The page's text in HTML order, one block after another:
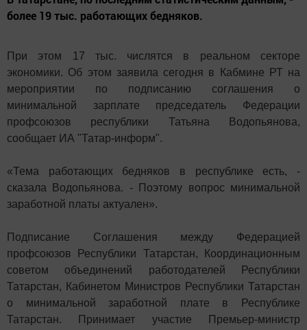
более 19 тыс. работающих бедняков.
При этом 17 тыс. числятся в реальном секторе
экономики. Об этом заявила сегодня в Кабмине РТ на
мероприятии по подписанию соглашения о
минимальной зарплате председатель Федерации
профсоюзов республики Татьяна Водопьянова,
сообщает ИА "Татар-информ".
«Тема работающих бедняков в республике есть, -
сказала Водопьянова. - Поэтому вопрос минимальной
заработной платы актуален».
Подписание Соглашения между Федерацией
профсоюзов Республики Татарстан, Координационным
советом объединений работодателей Республики
Татарстан, Кабинетом Министров Республики Татарстан
о минимальной заработной плате в Республике
Татарстан. Принимает участие Премьер-министр